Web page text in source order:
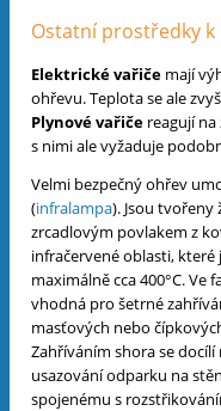
Ostatní prostředky
Elektrické vařiče mají
ohřevu. Teplota se ale
Plynové vařiče reagují
s nimi ale vyžaduje
Velmi bezpečný ohřev
(infralampa). Jsou
zrcadlovým povlakem z
infračervené oblasti,
maximálně cca 400°C.
vhodná pro šetrné
masťových nebo
Zahříváním shora se
usazování odparku na
spojenému s